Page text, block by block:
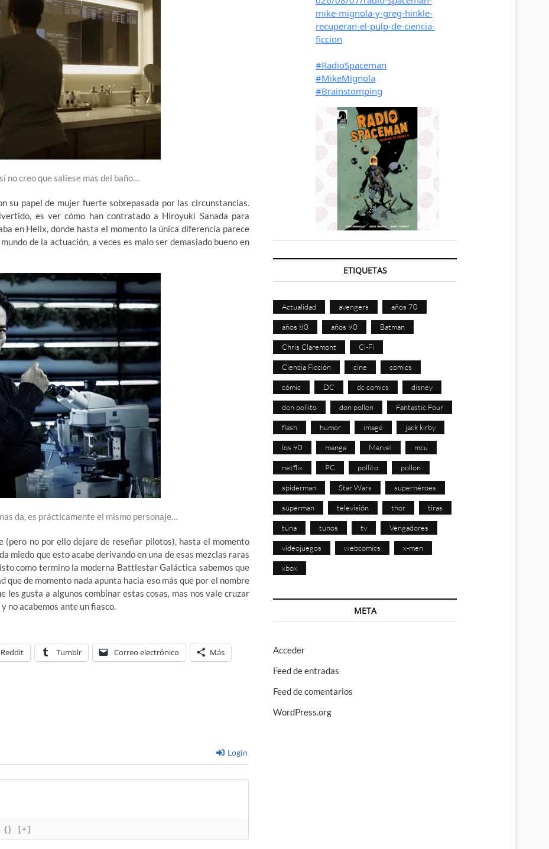
no creo que saliese mas del baño…
su papel de mujer fuerte sobrepasada por las circunstancias.
es ver cómo han contratado a Hiroyuki Sanada para
en Helix, donde hasta el momento la única diferencia parece
de la actuación, a veces es malo ser demasiado bueno en
da, es prácticamente el mismo personaje…
no por ello dejare de reseñar pilotos), hasta el momento
miedo que esto acabe derivando en una de esas mezclas raras
como termino la moderna Battlestar Galáctica sabemos que
que de momento nada apunta hacia eso más que por el nombre
les gusta a algunos combinar estas cosas, mas nos vale cruzar
no acabemos ante un fiasco.
Reddit Tumblr Correo electrónico Más
Login
{} [+]
ETIQUETAS
Actualidad avengers años 70
años 80 años 90 Batman
Chris Claremont Ci-Fi
Ciencia Ficción cine comics
cómic DC dc comics disney
don pollito don pollon Fantastic Four
flash humor image jack kirby
los 90 manga Marvel mcu
netflix PC pollito pollon
spiderman Star Wars superhéroes
superman televisión thor tiras
tuna tunos tv Vengadores
videojuegos webcomics x-men
xbox
META
Acceder
Feed de entradas
Feed de comentarios
WordPress.org